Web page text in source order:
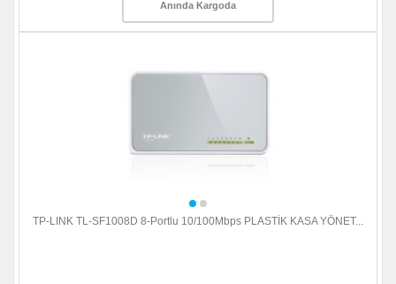
Anında Kargoda
TP-LINK TL-SF1008D 8-Portlu 10/100Mbps PLASTİK KASA YÖNET...